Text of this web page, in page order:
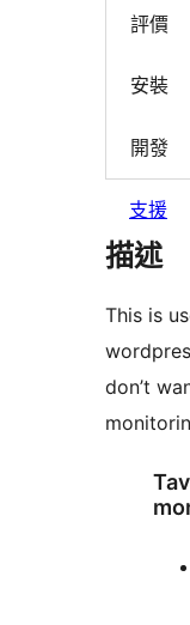
評價
安裝
開發
支援
描述
This is
don’t